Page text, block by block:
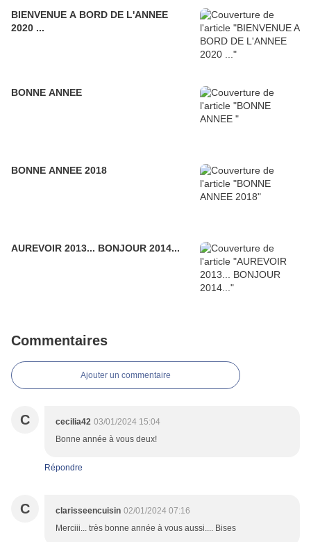
BIENVENUE A BORD DE L'ANNEE
2020 ...
BONNE ANNEE
BONNE ANNEE 2018
AUREVOIR 2013... BONJOUR 2014...
Commentaires
Ajouter un commentaire
C cecilia42 03/01/2024 15:04
Bonne année à vous deux!
Répondre
C clarisseencuisin 02/01/2024 07:16
Merciii... très bonne année à vous aussi.... Bises